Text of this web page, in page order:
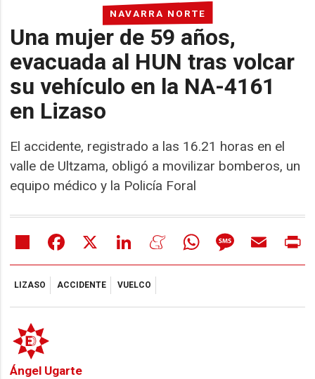
NAVARRA NORTE
Una mujer de 59 años,
evacuada al HUN tras volcar
su vehículo en la NA-4161
en Lizaso
El accidente, registrado a las 16.21 horas en el
valle de Ultzama, obligó a movilizar bomberos, un
equipo médico y la Policía Foral
Share Facebook LinkedIn MeneameWhatsAppMessageEmail
LIZASO ACCIDENTE VUELCO
Ángel Ugarte